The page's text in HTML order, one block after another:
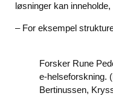
løsninger kan
– For eksempel
Forsker Rune
e-helseforskning.
Bertinussen,